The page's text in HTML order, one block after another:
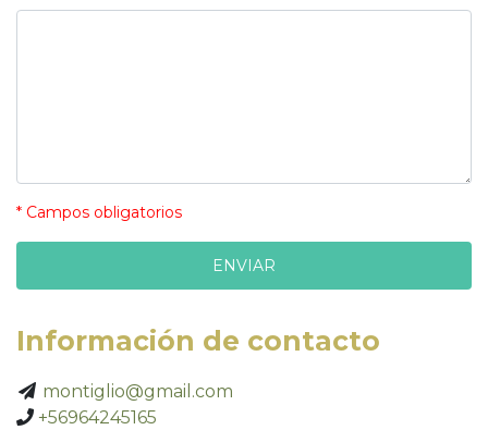
* Campos obligatorios
Información de contacto
montiglio@gmail.com
+56964245165